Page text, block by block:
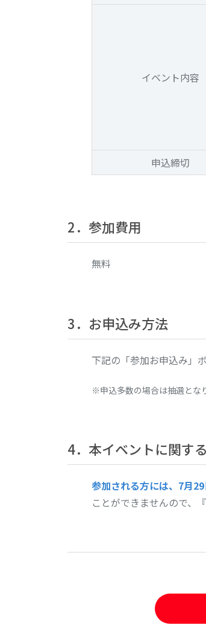
イベント内容
申込締切
2．参加費用
無料
3．お申込み方法
下記の「参加お申込み」
申込多数の場合は抽選とな
4．本イベントに関す
参加される方には、7月
ことができませんので、